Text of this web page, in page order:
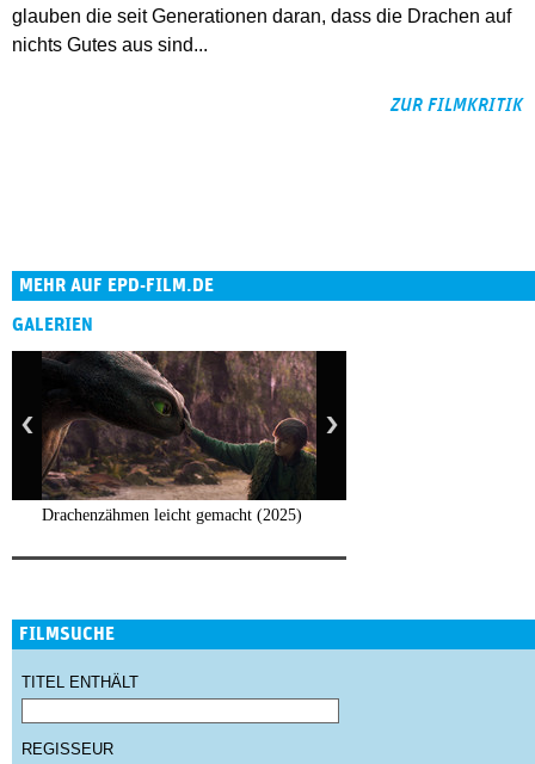
glauben die seit Generationen daran, dass die Drachen auf
nichts Gutes aus sind...
ZUR FILMKRITIK
MEHR AUF EPD-FILM.DE
GALERIEN
Drachenzähmen leicht gemacht (2025)
FILMSUCHE
TITEL ENTHÄLT
REGISSEUR